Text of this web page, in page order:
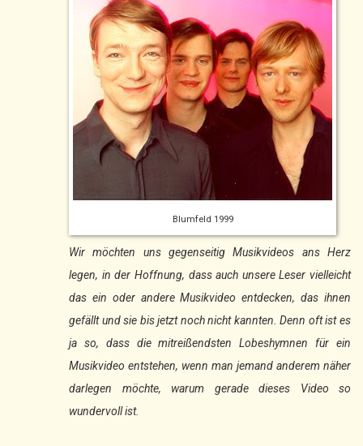
Blumfeld 1999
Wir möchten uns gegenseitig Musikvideos ans Herz
legen, in der Hoffnung, dass auch unsere Leser vielleicht
das ein oder andere Musikvideo entdecken, das ihnen
gefällt und sie bis jetzt noch nicht kannten. Denn oft ist es
ja so, dass die mitreißendsten Lobeshymnen für ein
Musikvideo entstehen, wenn man jemand anderem näher
darlegen möchte, warum gerade dieses Video so
wundervoll ist.